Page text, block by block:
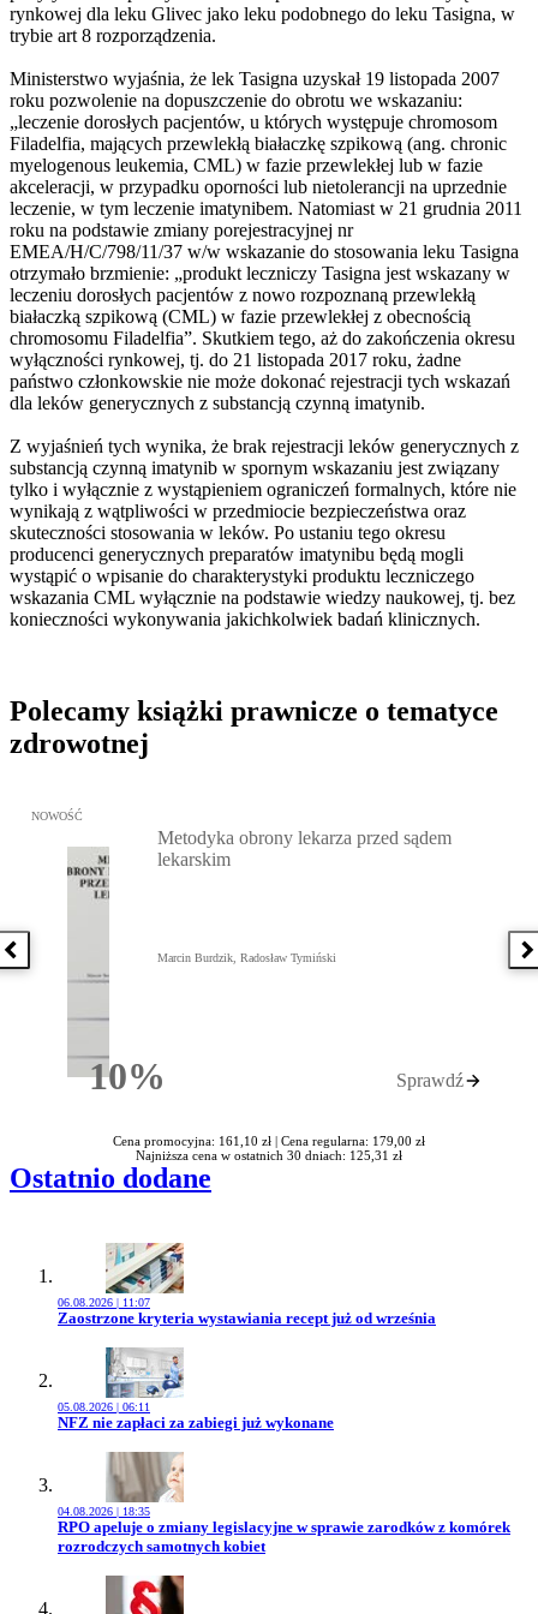
rynkowej dla leku Glivec jako leku podobnego do leku Tasigna, w
trybie art 8 rozporządzenia.
Ministerstwo wyjaśnia, że lek Tasigna uzyskał 19 listopada 2007
roku pozwolenie na dopuszczenie do obrotu we wskazaniu:
„leczenie dorosłych pacjentów, u których występuje chromosom
Filadelfia, mających przewlekłą białaczkę szpikową (ang. chronic
myelogenous leukemia, CML) w fazie przewlekłej lub w fazie
akceleracji, w przypadku oporności lub nietolerancji na uprzednie
leczenie, w tym leczenie imatynibem. Natomiast w 21 grudnia 2011
roku na podstawie zmiany porejestracyjnej nr
EMEA/H/C/798/11/37 w/w wskazanie do stosowania leku Tasigna
otrzymało brzmienie: „produkt leczniczy Tasigna jest wskazany w
leczeniu dorosłych pacjentów z nowo rozpoznaną przewlekłą
białaczką szpikową (CML) w fazie przewlekłej z obecnością
chromosomu Filadelfia”. Skutkiem tego, aż do zakończenia okresu
wyłączności rynkowej, tj. do 21 listopada 2017 roku, żadne
państwo członkowskie nie może dokonać rejestracji tych wskazań
dla leków generycznych z substancją czynną imatynib.
Z wyjaśnień tych wynika, że brak rejestracji leków generycznych z
substancją czynną imatynib w spornym wskazaniu jest związany
tylko i wyłącznie z wystąpieniem ograniczeń formalnych, które nie
wynikają z wątpliwości w przedmiocie bezpieczeństwa oraz
skuteczności stosowania w leków. Po ustaniu tego okresu
producenci generycznych preparatów imatynibu będą mogli
wystąpić o wpisanie do charakterystyki produktu leczniczego
wskazania CML wyłącznie na podstawie wiedzy naukowej, tj. bez
konieczności wykonywania jakichkolwiek badań klinicznych.
Polecamy książki prawnicze o tematyce
zdrowotnej
Poprzednia książka
Przejdź do: Metodyka obrony lekarza przed sądem lekarskim,
NOWOŚĆ
10%Rabatu
Metodyka obrony lekarza przed sądem
lekarskim
Marcin Burdzik, Radosław Tymiński
Sprawdź
Cena promocyjna: 161,10 zł | Cena regularna: 179,00 zł
Najniższa cena w ostatnich 30 dniach: 125,31 zł
Ostatnio dodane
06.08.2026 | 11:07
Przejdź do artykułu:
Zaostrzone kryteria wystawiania recept już od września
05.08.2026 | 06:11
Przejdź do artykułu:
NFZ nie zapłaci za zabiegi już wykonane
04.08.2026 | 18:35
Przejdź do artykułu:
RPO apeluje o zmiany legislacyjne w sprawie zarodków z komórek
rozrodczych samotnych kobiet